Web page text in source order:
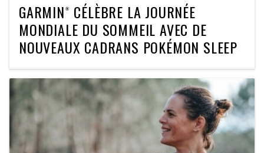
GARMIN® CÉLÈBRE LA JOURNÉE
MONDIALE DU SOMMEIL AVEC DE
NOUVEAUX CADRANS POKÉMON SLEEP